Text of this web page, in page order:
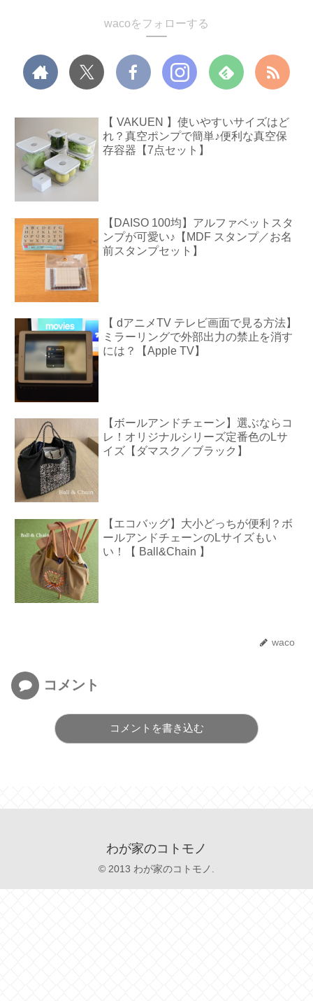
wacoをフォローする
【 VAKUEN 】使いやすいサイズはど
れ？真空ポンプで簡単♪便利な真空保
存容器【7点セット】
【DAISO 100均】アルファベットスタ
ンプが可愛い♪【MDF スタンプ／お名
前スタンプセット】
【 dアニメTV テレビ画面で見る方法】
ミラーリングで外部出力の禁止を消す
には？【Apple TV】
【ボールアンドチェーン】選ぶならコ
レ！オリジナルシリーズ定番色のLサ
イズ【ダマスク／ブラック】
【エコバッグ】大小どっちが便利？ボ
ールアンドチェーンのLサイズもい
い！【 Ball&Chain 】
waco
コメント
コメントを書き込む
わが家のコトモノ
© 2013 わが家のコトモノ.